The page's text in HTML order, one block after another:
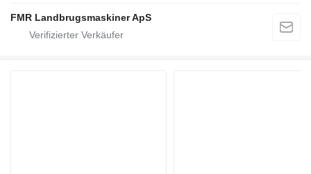
FMR Landbrugsmaskiner ApS